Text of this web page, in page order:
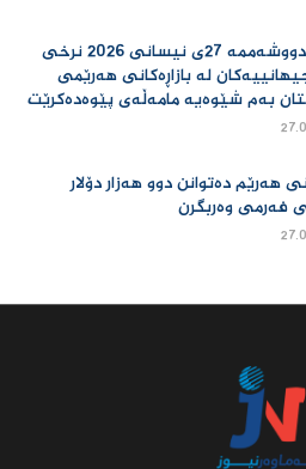
ئەمڕۆ دووشەممە 27ی نیسانی 2026 نرخی
لە بازاڕەكانی هەرێمی
بەم شێوەیە مامەڵەی پێوەدەكرێت
هەرێم دەتوانن دوو هەزار دۆلار
فەرمی وەربگرن